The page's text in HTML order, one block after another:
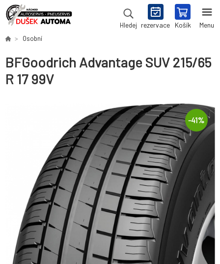
Hledej rezervace Košík Menu
Osobní
BFGoodrich Advantage SUV 215/65
R 17 99V
-41%